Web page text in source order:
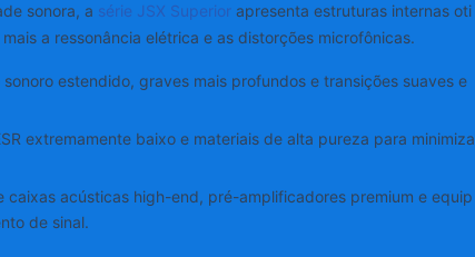
sonora, a série JSX Superior apresenta estruturas internas oti
a ressonância elétrica e as distorções microfônicas.
sonoro estendido, graves mais profundos e transições suaves e
extremamente baixo e materiais de alta pureza para minimiza
caixas acústicas high-end, pré-amplificadores premium e equip
de sinal.